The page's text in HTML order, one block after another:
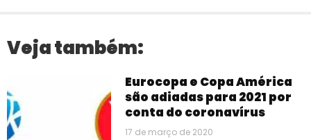
Veja também:
Eurocopa e Copa América
são adiadas para 2021 por
conta do coronavírus
17 de março de 2020